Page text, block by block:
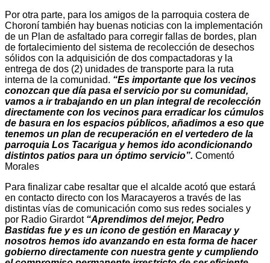
Por otra parte, para los amigos de la parroquia costera de
Choroní también hay buenas noticias con la implementación
de un Plan de asfaltado para corregir fallas de bordes, plan
de fortalecimiento del sistema de recolección de desechos
sólidos con la adquisición de dos compactadoras y la
entrega de dos (2) unidades de transporte para la ruta
interna de la comunidad. “Es importante que los vecinos
conozcan que día pasa el servicio por su comunidad,
vamos a ir trabajando en un plan integral de recolección
directamente con los vecinos para erradicar los cúmulos
de basura en los espacios públicos, añadimos a eso que
tenemos un plan de recuperación en el vertedero de la
parroquia Los Tacarigua y hemos ido acondicionando
distintos patios para un óptimo servicio”. Comentó
Morales
Para finalizar cabe resaltar que el alcalde acotó que estará
en contacto directo con los Maracayeros a través de las
distintas vías de comunicación como sus redes sociales y
por Radio Girardot “Aprendimos del mejor, Pedro
Bastidas fue y es un icono de gestión en Maracay y
nosotros hemos ido avanzando en esta forma de hacer
gobierno directamente con nuestra gente y cumpliendo